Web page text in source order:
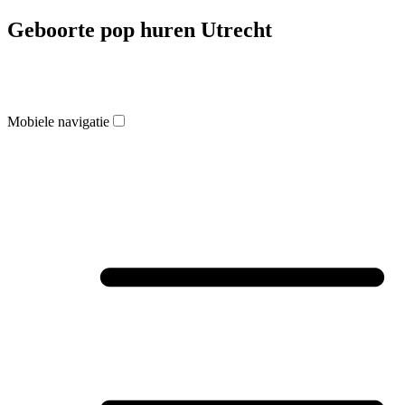
Geboorte pop huren Utrecht
Mobiele navigatie